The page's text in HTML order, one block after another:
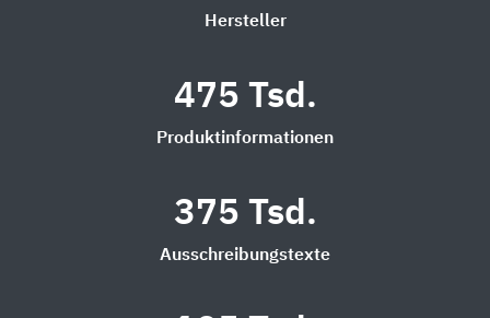
Hersteller
475 Tsd.
Produktinformationen
375 Tsd.
Ausschreibungstexte